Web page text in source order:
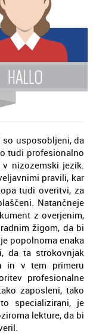
usposobljeni, da
tudi profesionalno
nizozemski jezik.
pravili, kar
tudi overitvi, za
Natančneje
z overjenim,
žigom, da bi
popolnoma enaka
da ta strokovnjak
in v tem primeru
profesionalne
zaposleni, tako
specializirani, je
lekture, da bi